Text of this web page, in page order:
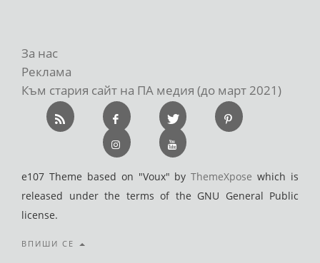
За нас
Реклама
Към стария сайт на ПА медия (до март 2021)
e107 Theme based on "Voux" byThemeXpose which is
released under the terms of the GNU General Public
license.
ВПИШИ СЕ